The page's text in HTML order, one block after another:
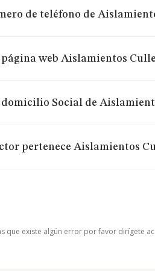
de teléfono de
página web Aislamientos
domicilio Social de
pertenece Aislamientos
que existe algún error por favor dirígete